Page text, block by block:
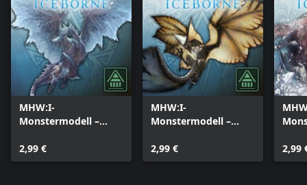
MHW:I-
Monstermodell –
2,99 €
MHW:I-
Monstermodell –
2,99 €
2,99